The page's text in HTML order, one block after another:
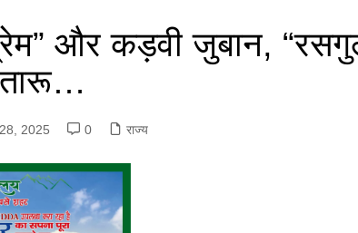
और कड़वी जुबान,
2025 0 राज्य